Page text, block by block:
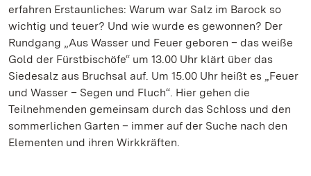
erfahren Erstaunliches: Warum war Salz im Barock so
wichtig und teuer? Und wie wurde es gewonnen? Der
Rundgang „Aus Wasser und Feuer geboren – das weiße
Gold der Fürstbischöfe“ um 13.00 Uhr klärt über das
Siedesalz aus Bruchsal auf. Um 15.00 Uhr heißt es „Feuer
und Wasser – Segen und Fluch“. Hier gehen die
Teilnehmenden gemeinsam durch das Schloss und den
sommerlichen Garten – immer auf der Suche nach den
Elementen und ihren Wirkkräften.